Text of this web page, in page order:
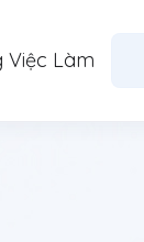
Việc Làm